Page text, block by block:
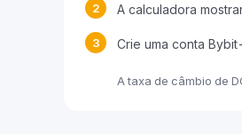
2 A calculadora
3 Crie uma conta
A taxa de câmbio de